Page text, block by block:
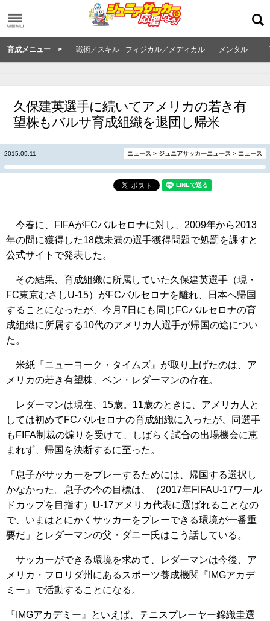
育成メニュー > 戦術／スキル フィジカル／メディカル メンタル
久保建英選手に続いてアメリカの若き有
望株もバルサ育成組織を退団し帰米
2015.09.11 ニュース > ジュニアサッカーニュース > ニュース
今春に、FIFAがFCバルセロナに対し、2009年から2013
年の間に獲得した18歳未満の選手獲得問題で処罰を課すと
公式サイトで発表した。
その結果、育成組織に所属していた久保建英選手（現・
FC東京むさしU-15）がFCバルセロナを離れ、日本へ帰国
することになったが、今月7日にも同じFCバルセロナの育
成組織に所属する10代のアメリカ人選手が帰国の途につい
た。
米紙『ニューヨーク・タイムズ』が取り上げたのは、ア
メリカの若き有望株、ベン・レダーマンの存在。
レダーマンは現在、15歳。11歳のときに、アメリカ人と
しては初めてFCバルセロナの育成組織に入ったが、同選手
もFIFA制裁の煽りを受けて、しばらく試合の出場機会に恵
まれず、帰国を決断するに至った。
「息子がサッカーをプレーするためには、帰国する選択し
かなかった。息子の今の目標は、（2017年FIFAU-17ワール
ドカップを目指す）U-17アメリカ代表に選ばれることなの
で、いまはとにかくサッカーをプレーできる環境が一番重
要だ」とレダーマンの父・ダニー氏はこう話している。
サッカーができる環境を求めて、レダーマンは今後、ア
メリカ・フロリダ州にあるスポーツ養成機関『IMGアカデ
ミー』で活動することになる。
『IMGアカデミー』といえば、テニスプレーヤー錦織圭選